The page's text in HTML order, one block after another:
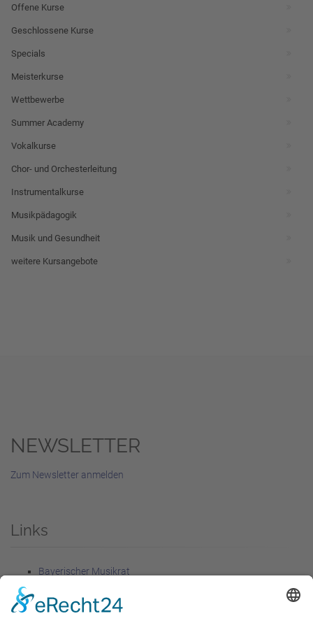
Offene Kurse
Geschlossene Kurse
Specials
Meisterkurse
Wettbewerbe
Summer Academy
Vokalkurse
Chor- und Orchesterleitung
Instrumentalkurse
Musikpädagogik
Musik und Gesundheit
weitere Kursangebote
NEWSLETTER
Zum Newsletter anmelden
Links
Bayerischer Musikrat